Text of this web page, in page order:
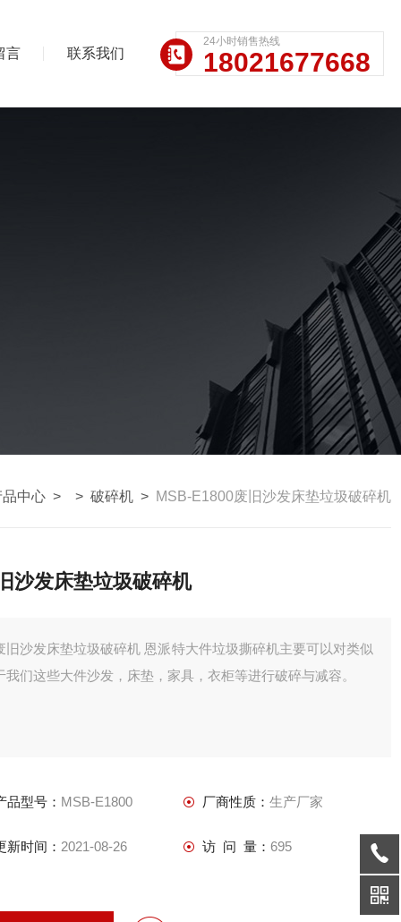
言 联系我们
24小时销售热线
18021677668
品中心 > > 破碎机 > MSB-E1800废旧沙发床垫垃圾破碎机
沙发床垫垃圾破碎机
旧沙发床垫垃圾破碎机 恩派特大件垃圾撕碎机主要可以对类似
我们这些大件沙发，床垫，家具，衣柜等进行破碎与减容。
品型号： MSB-E1800 厂商性质： 生产厂家
新时间： 2021-08-26 访 问 量： 695